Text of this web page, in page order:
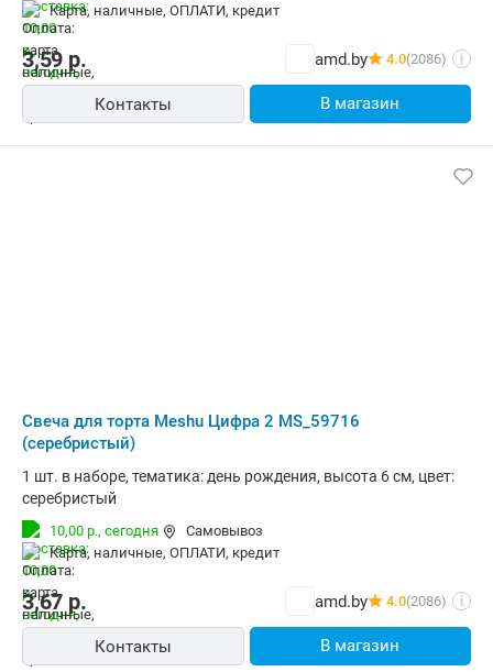
карта, наличные, ОПЛАТИ, кредит
3,59 р. amd.by 4.0(2086) i
Контакты В магазин
Свеча для торта Meshu Цифра 2 MS_59716
(серебристый)
1 шт. в наборе, тематика: день рождения, высота 6 см, цвет:
серебристый
10,00 р., сегодня
Самовывоз
карта, наличные, ОПЛАТИ, кредит
3,67 р. amd.by 4.0(2086) i
Контакты В магазин